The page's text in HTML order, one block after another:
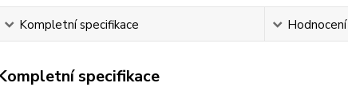
Kompletní specifikace Hodnocení
specifikace